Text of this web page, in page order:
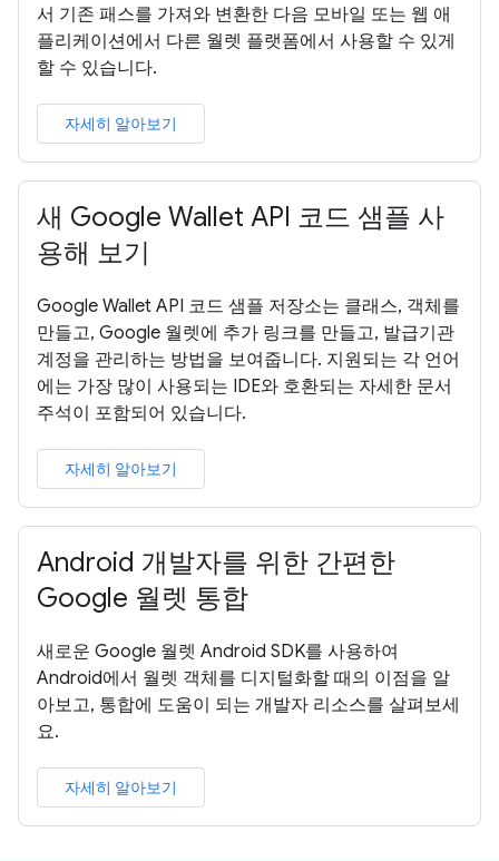
서 기존 패스를 가져와 변환한 다음 모바일 또는 웹 애
플리케이션에서 다른 월렛 플랫폼에서 사용할 수 있게
할 수 있습니다.
자세히 알아보기
새 Google Wallet API 코드 샘플 사
용해 보기
Google Wallet API 코드 샘플 저장소는 클래스, 객체를
만들고, Google 월렛에 추가 링크를 만들고, 발급기관
계정을 관리하는 방법을 보여줍니다. 지원되는 각 언어
에는 가장 많이 사용되는 IDE와 호환되는 자세한 문서
주석이 포함되어 있습니다.
자세히 알아보기
Android 개발자를 위한 간편한
Google 월렛 통합
새로운 Google 월렛 Android SDK를 사용하여
Android에서 월렛 객체를 디지털화할 때의 이점을 알
아보고, 통합에 도움이 되는 개발자 리소스를 살펴보세
요.
자세히 알아보기